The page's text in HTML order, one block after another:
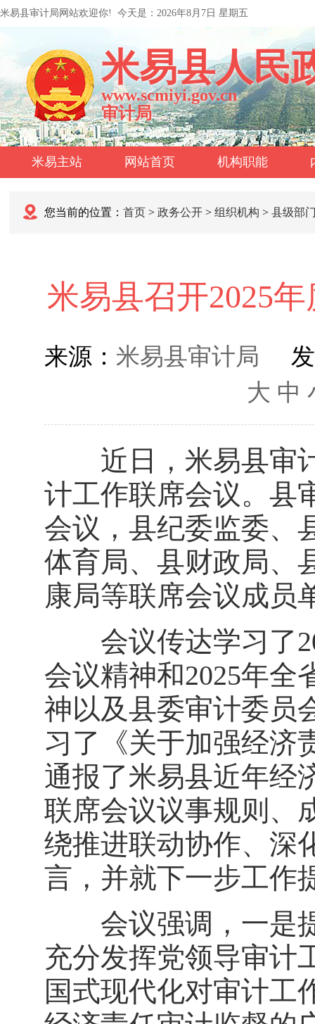
米易县审计局网站欢迎你! 今天是： 2026年8月7日 星期五
米易县人民
www.scmiyi.gov.cn
审计局
米易主站 网站首页 机构职能
您当前的位置： 首页 > 政务公开 > 组织机构 > 县级部
米易县召开2025
来源： 米易县审计局 发
大 中
近日，米易县审计
计工作联席会议。县
会议，县纪委监委、
体育局、县财政局、
康局等联席会议成员
会议传达学习了
会议精神和2025年全
神以及县委审计委员
习了《关于加强经济
通报了米易县近年经
联席会议议事规则、
绕推进联动协作、深
言，并就下一步工作
会议强调，一是提
充分发挥党领导审计
国式现代化对审计工